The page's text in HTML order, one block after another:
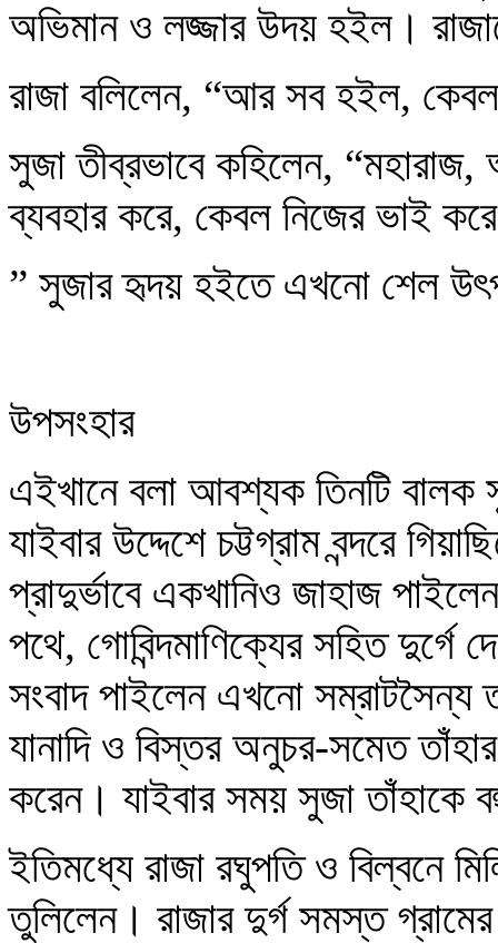
অভিমান ও লজ্জার উদয় হইল।
রাজা বলিলেন, “আর সব হইল,
সুজা তীব্রভাবে কহিলেন,
ব্যবহার করে, কেবল নিজের ভাই
” সুজার হৃদয় হইতে এখনো শেল
উপসংহার
এইখানে বলা আবশ্যক তিনটি বালক
যাইবার উদ্দেশে চট্টগ্রাম বন্দরে
প্রাদুর্ভাবে একখানিও জাহাজ
পথে, গোবিন্দমাণিক্যের সহিত দুর্গে
সংবাদ পাইলেন এখনো সম্রাটসৈন্য
যানাদি ও বিস্তর অনুচর-সমেত
করেন। যাইবার সময় সুজা তাঁহাকে
ইতিমধ্যে রাজা রঘুপতি ও বিল্বনে
তুলিলেন। রাজার দুর্গ সমস্ত